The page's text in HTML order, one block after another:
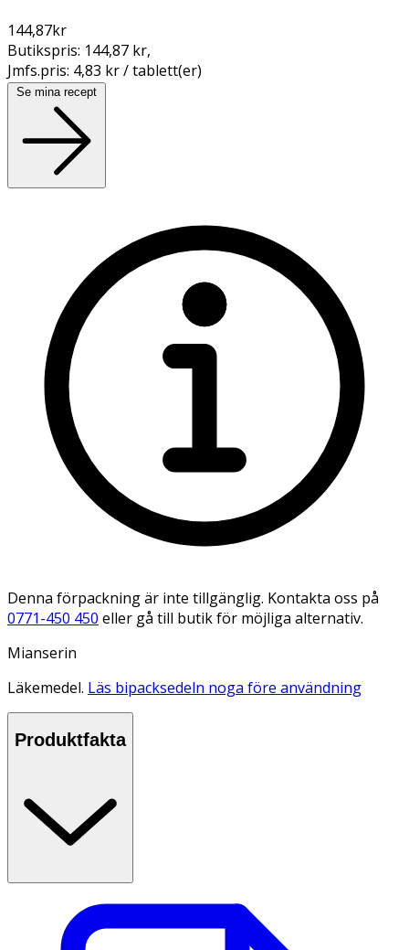
144,87kr
Butikspris: 144,87 kr,
Jmfs.pris: 4,83 kr / tablett(er)
Se mina recept
Denna förpackning är inte tillgänglig. Kontakta oss på
0771-450 450 eller gå till butik för möjliga alternativ.
Mianserin
Läkemedel. Läs bipacksedeln noga före användning
Produktfakta